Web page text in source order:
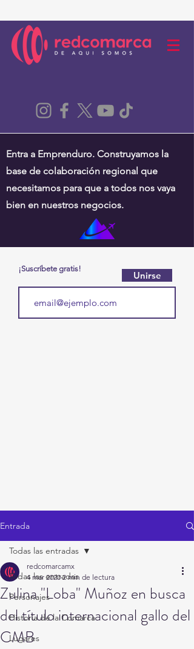
Entra a Emprenduro. Construyamos la
base de colaboración regional que
necesitamos para que a todos nos vaya
bien en nuestros negocios.
¡Suscríbete gratis!
Unirse
Entrada
Todas las entradas
Personajes
Historia de la Comarca
Lugares
Todas las entradas
Zulina "Loba" Muñoz en busca
del título internacional gallo del
CMB
redcomarcamx
4 mar 2020 2 min de lectura